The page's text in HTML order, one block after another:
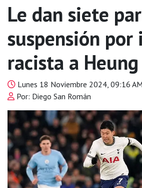
Le dan siete
suspensión
racista a
Lunes 18 Noviembre 2024, 09:16
Por: Diego San Román